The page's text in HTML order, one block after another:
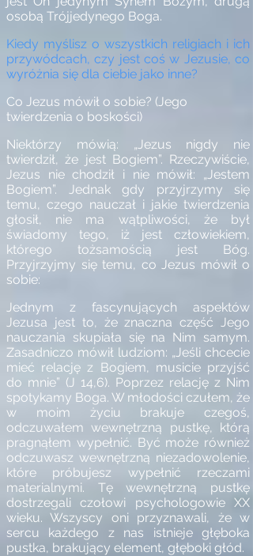
osobą Trójjedynego Boga.
Kiedy myślisz o wszystkich religiach i ich
przywódcach, czy jest coś w Jezusie, co
wyróżnia się dla ciebie jako inne?
Co Jezus mówił o sobie? (Jego
twierdzenia o boskości)
Niektórzy mówią: „Jezus nigdy nie
twierdził, że jest Bogiem”. Rzeczywiście,
Jezus nie chodził i nie mówił: „Jestem
Bogiem”. Jednak gdy przyjrzymy się
temu, czego nauczał i jakie twierdzenia
głosił, nie ma wątpliwości, że był
świadomy tego, iż jest człowiekiem,
którego tożsamością jest Bóg.
Przyjrzyjmy się temu, co Jezus mówił o
sobie:
Jednym z fascynujących aspektów
Jezusa jest to, że znaczna część Jego
nauczania skupiała się na Nim samym.
Zasadniczo mówił ludziom: „Jeśli chcecie
mieć relację z Bogiem, musicie przyjść
do mnie” (J 14,6). Poprzez relację z Nim
spotykamy Boga. W młodości czułem, że
w moim życiu brakuje czegoś,
odczuwałem wewnętrzną pustkę, którą
pragnąłem wypełnić. Być może również
odczuwasz wewnętrzną niezadowolenie,
które próbujesz wypełnić rzeczami
materialnymi. Tę wewnętrzną pustkę
dostrzegali czołowi psychologowie XX
wieku. Wszyscy oni przyznawali, że w
sercu każdego z nas istnieje głęboka
pustka, brakujący element, głęboki głód.